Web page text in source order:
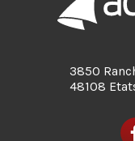
3850
48108